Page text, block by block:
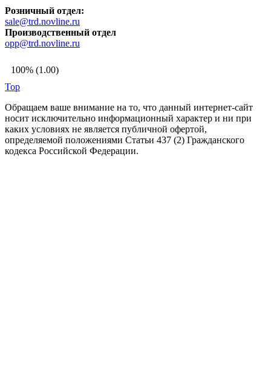
Розничный отдел:
sale@trd.novline.ru
Производственный отдел
opp@trd.novline.ru
100% (1.00)
Top
Обращаем ваше внимание на то, что данный интернет-сайт
носит исключительно информационный характер и ни при
каких условиях не является публичной офертой,
определяемой положениями Статьи 437 (2) Гражданского
кодекса Российской Федерации.